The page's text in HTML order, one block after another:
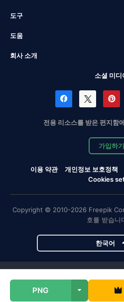
PNG
도구
도움
회사 소개
소셜 미디
전용 리소스를 받은 편지함
가입하기
이용 약관 개인정보 보호정책
Cookies
Copyright © 2010-2026 Freepik
호를 받습니
한국어